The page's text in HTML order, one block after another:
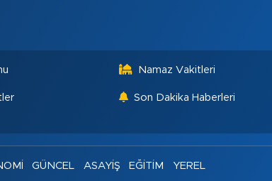
Namaz Vakitleri
Son Dakika Haberleri
GÜNCEL ASAYİŞ EĞİTİM
YEREL